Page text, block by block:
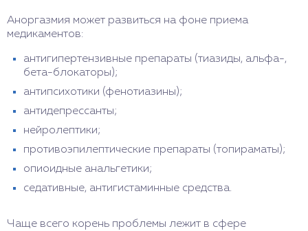
Аноргазмия может развиться на фоне приема
медикаментов:
антигипертензивные препараты (тиазиды, альфа-,
бета-блокаторы);
антипсихотики (фенотиазины);
антидепрессанты;
нейролептики;
противоэпилептические препараты (топираматы);
опиоидные анальгетики;
седативные, антигистаминные средства.
Чаще всего корень проблемы лежит в сфере